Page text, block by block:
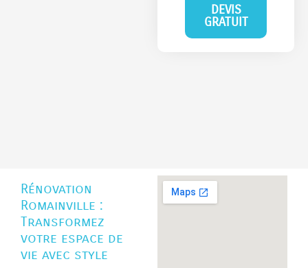
DEVIS
GRATUIT
Rénovation
Romainville :
Transformez
votre espace de
vie avec style